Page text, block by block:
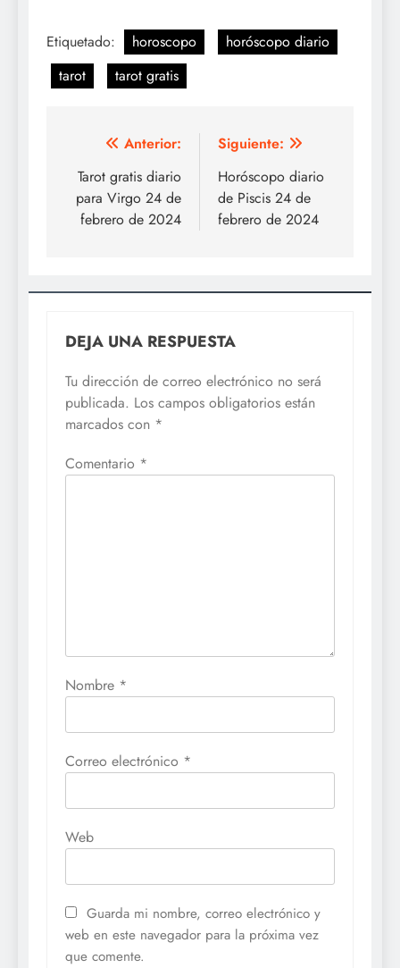
Etiquetado: horoscopo
horóscopo diario
tarot
tarot gratis
Navegación
de
entradas
Anterior:
Tarot gratis diario
para Virgo 24 de
febrero de 2024
Siguiente:
Horóscopo diario
de Piscis 24 de
febrero de 2024
DEJA UNA RESPUESTA
Tu dirección de correo electrónico no será
publicada. Los campos obligatorios están
marcados con *
Comentario *
Nombre *
Correo electrónico *
Web
Guarda mi nombre, correo electrónico y
web en este navegador para la próxima vez
que comente.